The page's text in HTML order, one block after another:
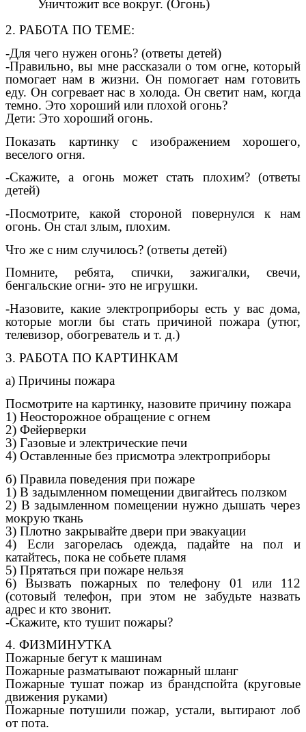
Уничтожит все вокруг. (Огонь)
2. РАБОТА ПО ТЕМЕ:
-Для чего нужен огонь? (ответы детей)
-Правильно, вы мне рассказали о том огне, который
помогает нам в жизни. Он помогает нам готовить
еду. Он согревает нас в холода. Он светит нам, когда
темно. Это хороший или плохой огонь?
Дети: Это хороший огонь.
Показать картинку с изображением хорошего,
веселого огня.
-Скажите, а огонь может стать плохим? (ответы
детей)
-Посмотрите, какой стороной повернулся к нам
огонь. Он стал злым, плохим.
Что же с ним случилось? (ответы детей)
Помните, ребята, спички, зажигалки, свечи,
бенгальские огни- это не игрушки.
-Назовите, какие электроприборы есть у вас дома,
которые могли бы стать причиной пожара (утюг,
телевизор, обогреватель и т. д.)
3. РАБОТА ПО КАРТИНКАМ
а) Причины пожара
Посмотрите на картинку, назовите причину пожара
1) Неосторожное обращение с огнем
2) Фейерверки
3) Газовые и электрические печи
4) Оставленные без присмотра электроприборы
б) Правила поведения при пожаре
1) В задымленном помещении двигайтесь ползком
2) В задымленном помещении нужно дышать через
мокрую ткань
3) Плотно закрывайте двери при эвакуации
4) Если загорелась одежда, падайте на пол и
катайтесь, пока не собьете пламя
5) Прятаться при пожаре нельзя
6) Вызвать пожарных по телефону 01 или 112
(сотовый телефон, при этом не забудьте назвать
адрес и кто звонит.
-Скажите, кто тушит пожары?
4. ФИЗМИНУТКА
Пожарные бегут к машинам
Пожарные разматывают пожарный шланг
Пожарные тушат пожар из брандспойта (круговые
движения руками)
Пожарные потушили пожар, устали, вытирают лоб
от пота.